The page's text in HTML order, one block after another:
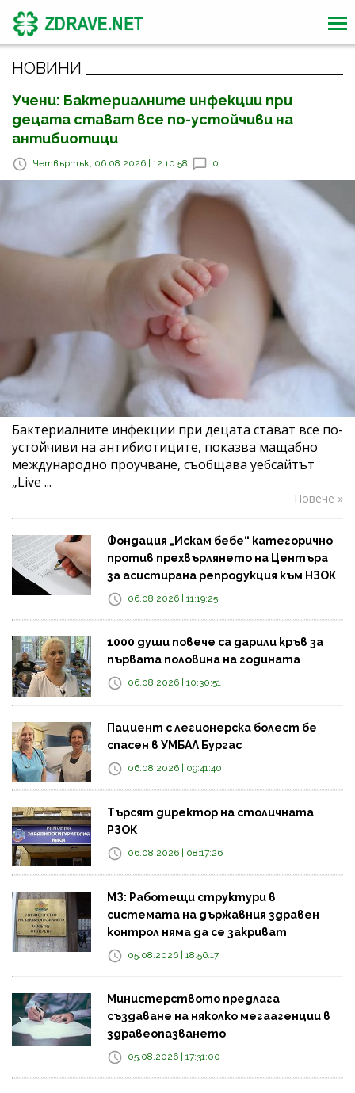
НОВИНИ
Учени: Бактериалните инфекции при
децата стават все по-устойчиви на
антибиотици
Четвъртък, 06.08.2026 | 12:10:58 0
Бактериалните инфекции при децата стават все по-
устойчиви на антибиотиците, показва мащабно
международно проучване, съобщава уебсайтът
„Live ...
Повече »
Фондация „Искам бебе“ категорично
против прехвърлянето на Центъра
за асистирана репродукция към НЗОК
06.08.2026 | 11:19:25
1000 души повече са дарили кръв за
първата половина на годината
06.08.2026 | 10:30:51
Пациент с легионерска болест бе
спасен в УМБАЛ Бургас
06.08.2026 | 09:41:40
Търсят директор на столичната
РЗОК
06.08.2026 | 08:17:26
МЗ: Работещи структури в
системата на държавния здравен
контрол няма да се закриват
05.08.2026 | 18:56:17
Министерството предлага
създаване на няколко мегаагенции в
здравеопазването
05.08.2026 | 17:31:00